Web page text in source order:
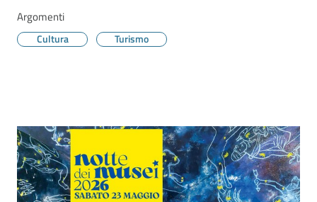
Argomenti
Argomenti
Cultura Turismo